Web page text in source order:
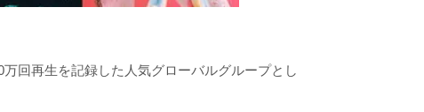
回再生を記録した人気グローバルグループとし